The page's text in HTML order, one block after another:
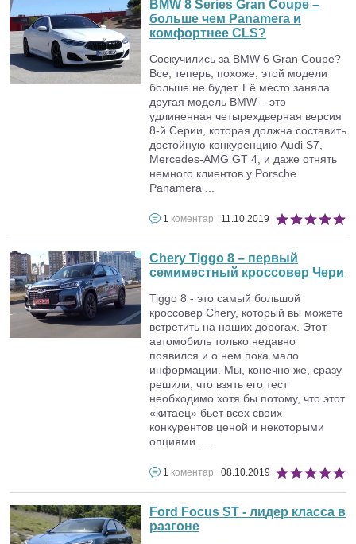
BMW 8 Series Gran Coupe –
больше чем Panamera и
комфортнее CLS?
Соскучились за BMW 6 Gran Coupe?
Все, теперь, похоже, этой модели
больше не будет. Её место заняла
другая модель BMW – это
удлиненная четырехдверная версия
8-й Серии, которая должна составить
достойную конкуренцию Audi S7,
Mercedes-AMG GT 4, и даже отнять
немного клиентов у Porsche
Panamera ...
1 коментар 11.10.2019
Chery Tiggo 8 – первый
семиместный кроссовер Чери
Tiggo 8 - это самый большой
кроссовер Chery, который вы можете
встретить на наших дорогах. Этот
автомобиль только недавно
появился и о нем пока мало
информации. Мы, конечно же, сразу
решили, что взять его тест
необходимо хотя бы потому, что этот
«китаец» бьет всех своих
конкурентов ценой и некоторыми
опциями. ...
1 коментар 08.10.2019
Ford Focus ST - лидер класса в
разгоне